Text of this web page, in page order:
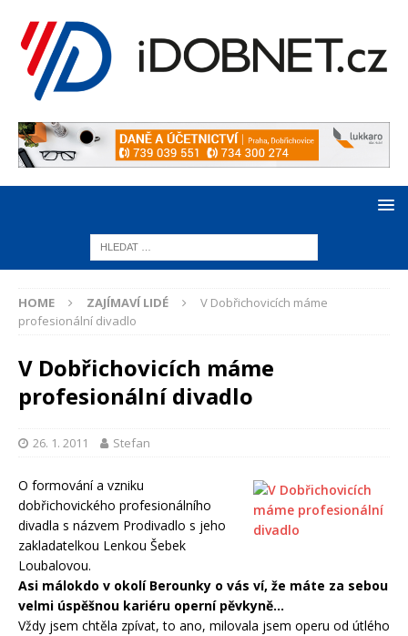
HOME ZAJÍMAVÍ LIDÉ
V Dobřichovicích máme
profesionální divadlo
V Dobřichovicích máme
profesionální divadlo
26. 1. 2011 Stefan
O formování a vzniku
dobřichovického profesionálního
divadla s názvem Prodivadlo s jeho
zakladatelkou Lenkou Šebek
Loubalovou.
Asi málokdo v okolí Berounky o vás ví, že máte za sebou
velmi úspěšnou kariéru operní pěvkyně…
Vždy jsem chtěla zpívat, to ano, milovala jsem operu od útlého